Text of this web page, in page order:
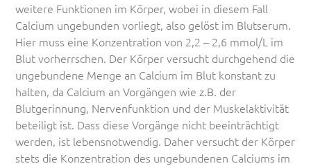
weitere Funktionen im Körper, wobei in diesem Fall
Calcium ungebunden vorliegt, also gelöst im Blutserum.
Hier muss eine Konzentration von 2,2 – 2,6 mmol/L im
Blut vorherrschen. Der Körper versucht durchgehend die
ungebundene Menge an Calcium im Blut konstant zu
halten, da Calcium an Vorgängen wie z.B. der
Blutgerinnung, Nervenfunktion und der Muskelaktivität
beteiligt ist. Dass diese Vorgänge nicht beeinträchtigt
werden, ist lebensnotwendig. Daher versucht der Körper
stets die Konzentration des ungebundenen Calciums im